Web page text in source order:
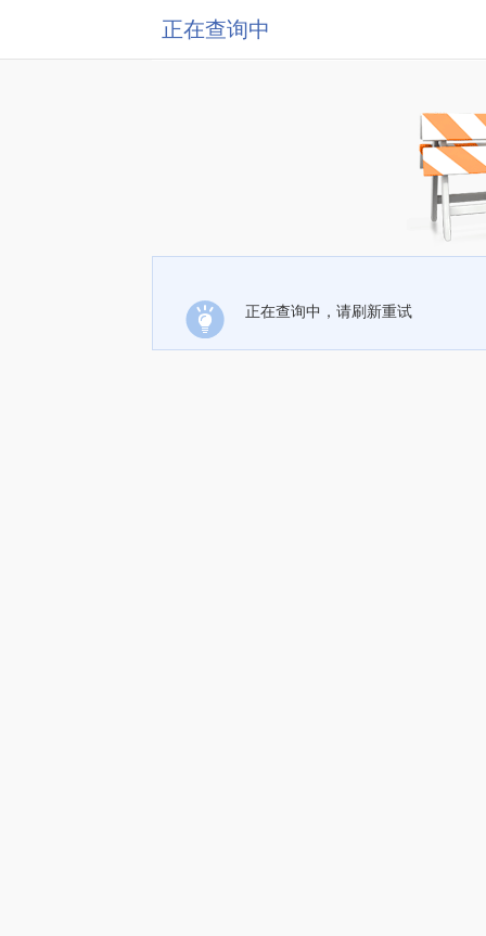
正在查询中
正在查询中，请刷新重试